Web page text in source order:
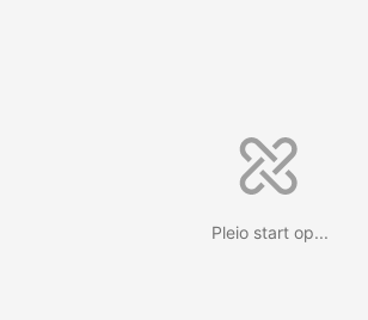
Pleio start op...